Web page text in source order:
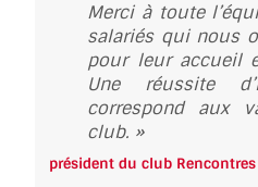
Merci à toute
salariés qui nous
pour leur accueil
Une réussite
correspond aux
club. »
président du club